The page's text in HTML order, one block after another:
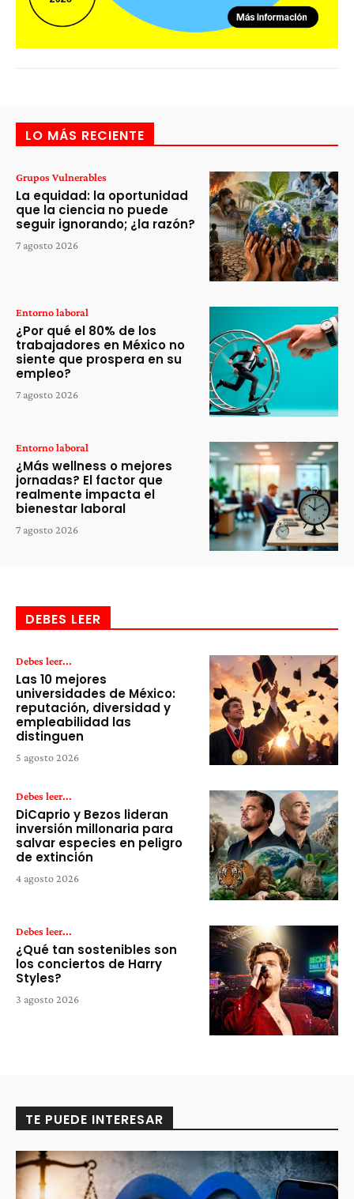
LO MÁS RECIENTE
Grupos Vulnerables
La equidad: la oportunidad
que la ciencia no puede
seguir ignorando; ¿la razón?
7 agosto 2026
Entorno laboral
¿Por qué el 80% de los
trabajadores en México no
siente que prospera en su
empleo?
7 agosto 2026
Entorno laboral
¿Más wellness o mejores
jornadas? El factor que
realmente impacta el
bienestar laboral
7 agosto 2026
DEBES LEER
Debes leer...
Las 10 mejores
universidades de México:
reputación, diversidad y
empleabilidad las
distinguen
5 agosto 2026
Debes leer...
DiCaprio y Bezos lideran
inversión millonaria para
salvar especies en peligro
de extinción
4 agosto 2026
Debes leer...
¿Qué tan sostenibles son
los conciertos de Harry
Styles?
3 agosto 2026
TE PUEDE INTERESAR